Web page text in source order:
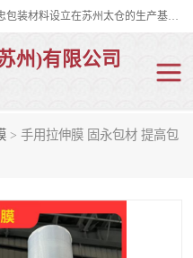
双忠包装材料（苏州）有限公司是上海双忠包装材料设立在苏州太仓的生产基地，占地约2万平米，产品主要有打孔缠绕膜，拉伸蜂窝纸，集装箱充气袋，滑托板，打包带，裹包网兜，防滑纸等箱体和托盘的运输和保护性包材。固永包材®，GooYon Pack®，是我们保护性包装材料的专属品牌。
州)有限公司
> 手用拉伸膜 固永包材 提高包
纤维打包带
充气袋